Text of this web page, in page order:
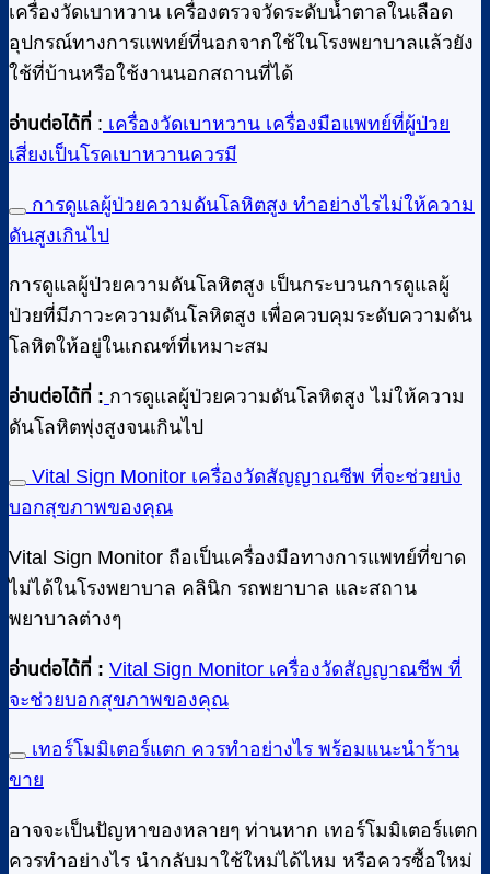
เครื่องวัดเบาหวาน เครื่องตรวจวัดระดับน้ำตาลในเลือด
อุปกรณ์ทางการแพทย์ที่นอกจากใช้ในโรงพยาบาลแล้วยัง
ใช้ที่บ้านหรือใช้งานนอกสถานที่ได้
อ่านต่อได้ที่ : เครื่องวัดเบาหวาน เครื่องมือแพทย์ที่ผู้ป่วย
เสี่ยงเป็นโรคเบาหวานควรมี
การดูแลผู้ป่วยความดันโลหิตสูง ทำอย่างไรไม่ให้ความ
ดันสูงเกินไป
การดูแลผู้ป่วยความดันโลหิตสูง เป็นกระบวนการดูแลผู้
ป่วยที่มีภาวะความดันโลหิตสูง เพื่อควบคุมระดับความดัน
โลหิตให้อยู่ในเกณฑ์ที่เหมาะสม
อ่านต่อได้ที่ : การดูแลผู้ป่วยความดันโลหิตสูง ไม่ให้ความ
ดันโลหิตพุ่งสูงจนเกินไป
Vital Sign Monitor เครื่องวัดสัญญาณชีพ ที่จะช่วยบ่ง
บอกสุขภาพของคุณ
Vital Sign Monitor ถือเป็นเครื่องมือทางการแพทย์ที่ขาด
ไม่ได้ในโรงพยาบาล คลินิก รถพยาบาล และสถาน
พยาบาลต่างๆ
อ่านต่อได้ที่ : Vital Sign Monitor เครื่องวัดสัญญาณชีพ ที่
จะช่วยบอกสุขภาพของคุณ
เทอร์โมมิเตอร์แตก ควรทําอย่างไร พร้อมแนะนำร้าน
ขาย
อาจจะเป็นปัญหาของหลายๆ ท่านหาก เทอร์โมมิเตอร์แตก
ควรทําอย่างไร นำกลับมาใช้ใหม่ได้ไหม หรือควรซื้อใหม่